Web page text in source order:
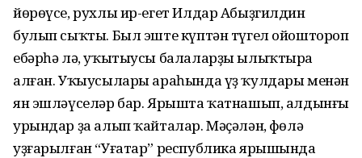
йөрөүсе, рухлы ир-егет Илдар Абыҙгилдин
булып сыҡты. Был эште күптән түгел ойоштороп
ебәрһә лә, уҡытыусы балаларҙы ылыҡтыра
алған. Уҡыусылары араһында үҙ ҡулдары менән
ян эшләүселәр бар. Ярышта ҡатнашып, алдынғы
урындар ҙа алып ҡайталар. Мәҫәлән, Өфөлә
уҙғарылған “Уғатар” республика ярышында